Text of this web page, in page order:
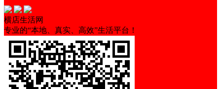
横店生活网
专业的“本地、真实、高效”生活平台！